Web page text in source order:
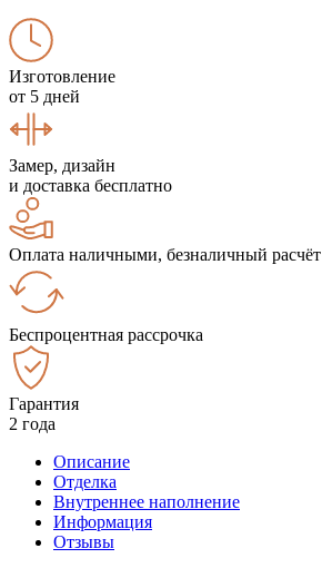
Изготовление
от 5 дней
Замер, дизайн
и доставка бесплатно
Оплата наличными, безналичный расчёт
Беспроцентная рассрочка
Гарантия
2 года
Описание
Отделка
Внутреннее наполнение
Информация
Отзывы